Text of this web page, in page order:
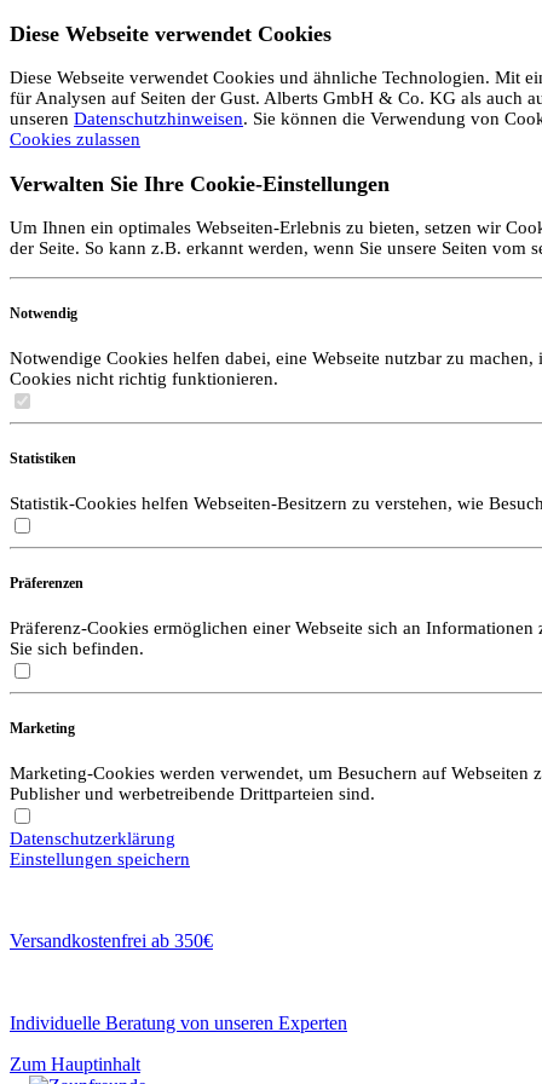
Diese Webseite verwendet Cookies
Diese Webseite verwendet Cookies und ähnliche Technologien. Mit
für Analysen auf Seiten der Gust. Alberts GmbH & Co. KG als auch
unseren Datenschutzhinweisen. Sie können die Verwendung von
Cookies zulassen
Verwalten Sie Ihre Cookie-Einstellungen
Um Ihnen ein optimales Webseiten-Erlebnis zu bieten, setzen wir
der Seite. So kann z.B. erkannt werden, wenn Sie unsere Seiten
Notwendig
Notwendige Cookies helfen dabei, eine Webseite nutzbar zu
Cookies nicht richtig funktionieren.
Statistiken
Statistik-Cookies helfen Webseiten-Besitzern zu verstehen, wie
Präferenzen
Präferenz-Cookies ermöglichen einer Webseite sich an
Sie sich befinden.
Marketing
Marketing-Cookies werden verwendet, um Besuchern auf
Publisher und werbetreibende Drittparteien sind.
Datenschutzerklärung
Einstellungen speichern
Versandkostenfrei ab 350€
Individuelle Beratung von unseren Experten
Zum Hauptinhalt